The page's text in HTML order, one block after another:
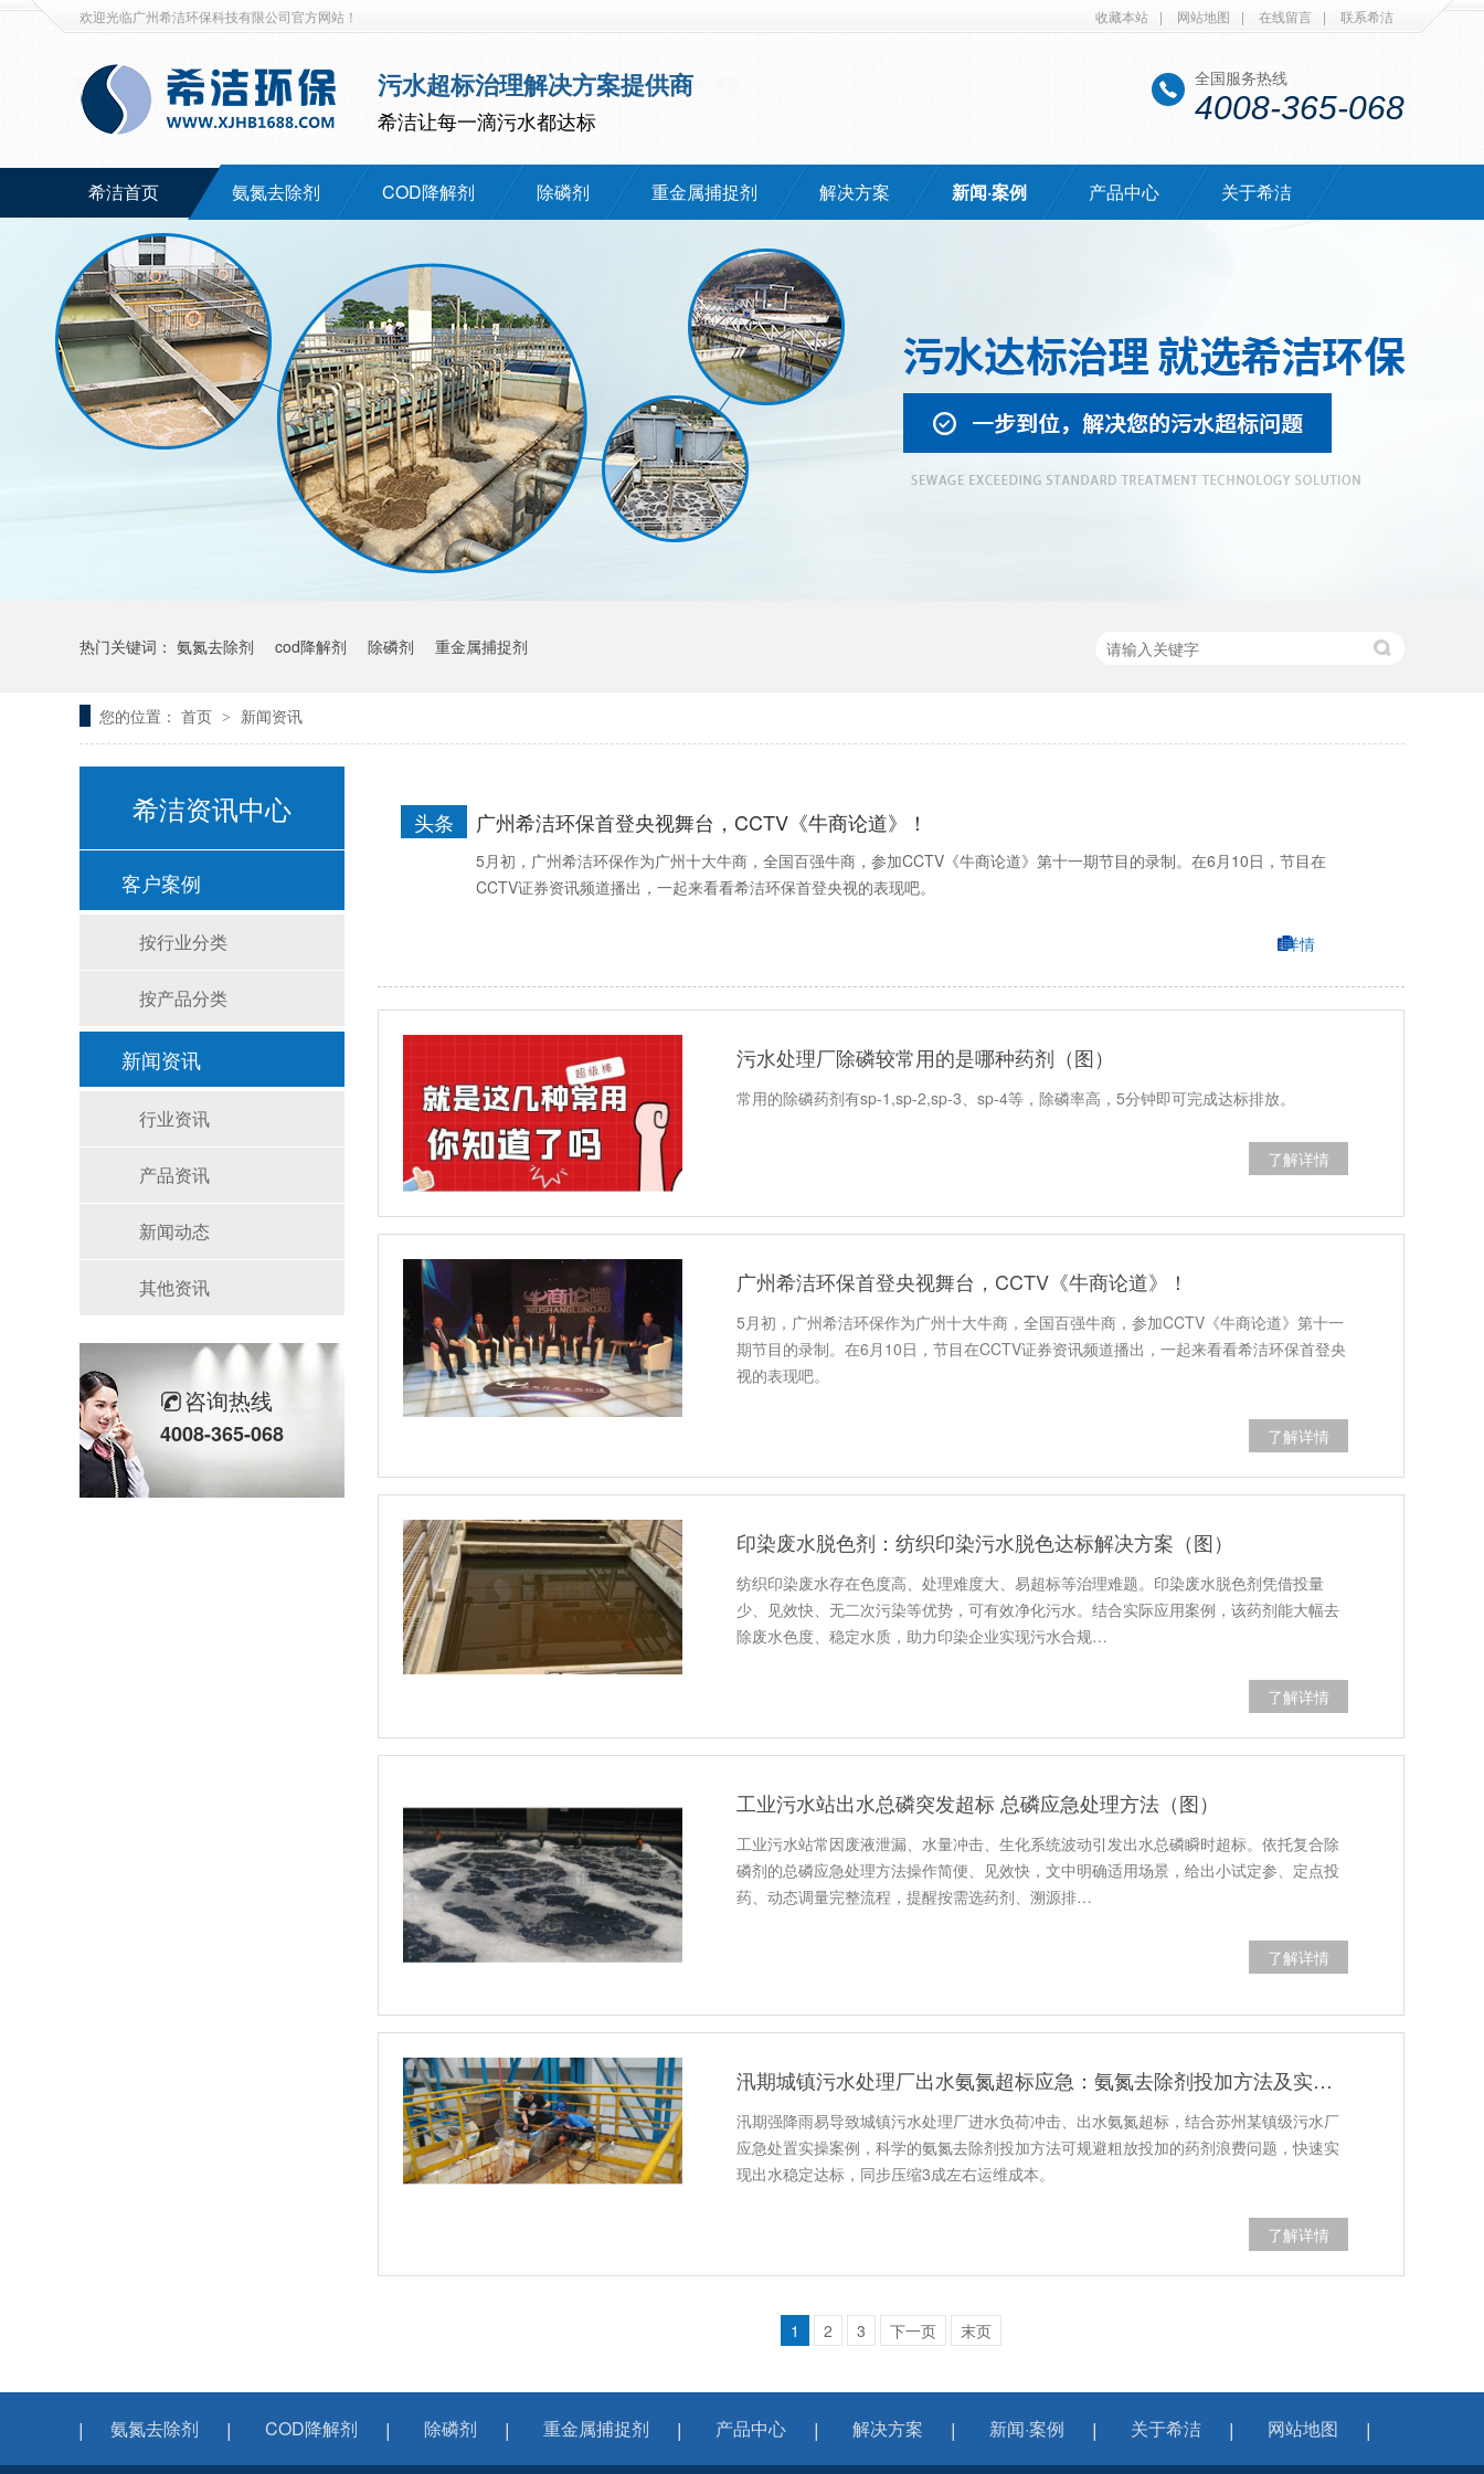
收藏本站 | 网站地图 | 在线留言 | 联系希洁
欢迎光临广州希洁环保科技有限公司官方网站！
污水超标治理解决方案提供商
希洁让每一滴污水都达标
全国服务热线
4008-365-068
希洁首页 氨氮去除剂 COD降解剂 除磷剂 重金属捕捉剂 解决方案 新闻·案例 产品中心 关于希洁
热门关键词： 氨氮去除剂 cod降解剂 除磷剂 重金属捕捉剂
您的位置： 首页 > 新闻资讯
广州希洁环保首登央视舞台，CCTV《牛商论道》！
头条
5月初，广州希洁环保作为广州十大牛商，全国百强牛商，参加CCTV《牛商论道》第十一期节目的录制。在6月10日，节目在
CCTV证券资讯频道播出，一起来看看希洁环保首登央视的表现吧。
详情
污水处理厂除磷较常用的是哪种药剂（图）
常用的除磷药剂有sp-1,sp-2,sp-3、sp-4等，除磷率高，5分钟即可完成达标排放。
了解详情
广州希洁环保首登央视舞台，CCTV《牛商论道》！
5月初，广州希洁环保作为广州十大牛商，全国百强牛商，参加CCTV《牛商论道》第十一
期节目的录制。在6月10日，节目在CCTV证券资讯频道播出，一起来看看希洁环保首登央
视的表现吧。
了解详情
印染废水脱色剂：纺织印染污水脱色达标解决方案（图）
纺织印染废水存在色度高、处理难度大、易超标等治理难题。印染废水脱色剂凭借投量
少、见效快、无二次污染等优势，可有效净化污水。结合实际应用案例，该药剂能大幅去
除废水色度、稳定水质，助力印染企业实现污水合规…
了解详情
工业污水站出水总磷突发超标 总磷应急处理方法（图）
工业污水站常因废液泄漏、水量冲击、生化系统波动引发出水总磷瞬时超标。依托复合除
磷剂的总磷应急处理方法操作简便、见效快，文中明确适用场景，给出小试定参、定点投
药、动态调量完整流程，提醒按需选药剂、溯源排…
了解详情
汛期城镇污水处理厂出水氨氮超标应急：氨氮去除剂投加方法及实操指南（图）
汛期强降雨易导致城镇污水处理厂进水负荷冲击、出水氨氮超标，结合苏州某镇级污水厂
应急处置实操案例，科学的氨氮去除剂投加方法可规避粗放投加的药剂浪费问题，快速实
现出水稳定达标，同步压缩3成左右运维成本。
了解详情
1 2 3 下一页 末页
希洁资讯中心
客户案例
按行业分类
按产品分类
新闻资讯
行业资讯
产品资讯
新闻动态
其他资讯
咨询热线
4008-365-068
氨氮去除剂 COD降解剂 除磷剂 重金属捕捉剂 产品中心 解决方案 新闻·案例 关于希洁 网站地图